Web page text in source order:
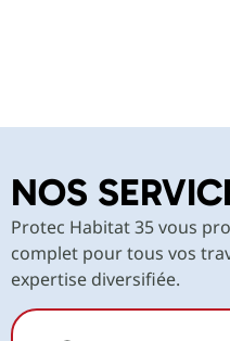
NOS
Protec Habitat 35 vous
complet pour tous vos
expertise diversifiée.